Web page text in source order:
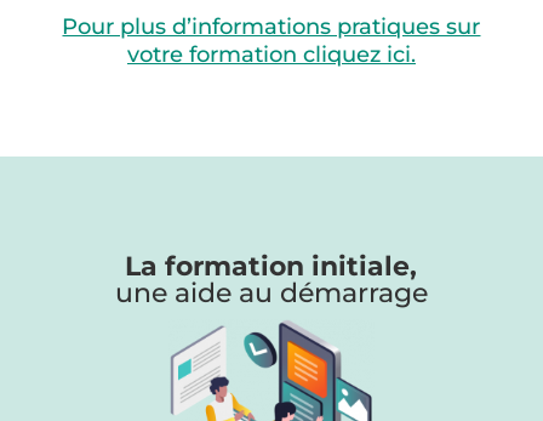
Pour plus d’informations pratiques sur
votre formation cliquez ici.
La formation initiale,
une aide au démarrage